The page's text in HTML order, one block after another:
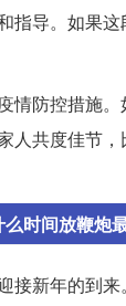
导。如果
防控措施
共度佳节
时间放鞭炮
新年的到